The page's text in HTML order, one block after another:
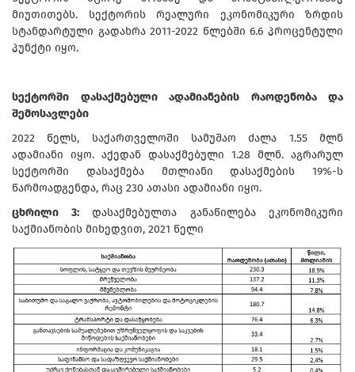
მიუთითებს. სექტორის რეალური ეკონომიკური ზრდის
სტანდარტული გადახრა 2011-2022 წლებში 6.6 პროცენტული
პუნქტი იყო.
სექტორში დასაქმებული ადამიანების რაოდენობა და
შემოსავლები
2022 წელს, საქართველოში სამუშაო ძალა 1.55 მლნ
ადამიანი იყო. აქედან დასაქმებული 1.28 მლნ. აგრარულ
სექტორში დასაქმება მთლიანი დასაქმების 19%-ს
წარმოადგენდა, რაც 230 ათასი ადამიანი იყო.
ცხრილი 3:დასაქმებულთა განაწილება ეკონომიკური
საქმიანობის მიხედვით, 2021 წელი